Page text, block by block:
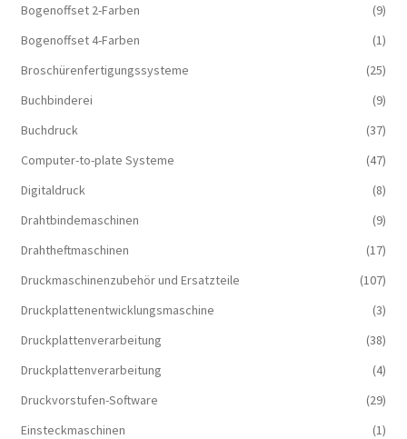
Bogenoffset 2-Farben
(9)
Bogenoffset 4-Farben
(1)
Broschürenfertigungssysteme
(25)
Buchbinderei
(9)
Buchdruck
(37)
Computer-to-plate Systeme
(47)
Digitaldruck
(8)
Drahtbindemaschinen
(9)
Drahtheftmaschinen
(17)
Druckmaschinenzubehör und Ersatzteile
(107)
Druckplattenentwicklungsmaschine
(3)
Druckplattenverarbeitung
(38)
Druckplattenverarbeitung
(4)
Druckvorstufen-Software
(29)
Einsteckmaschinen
(1)